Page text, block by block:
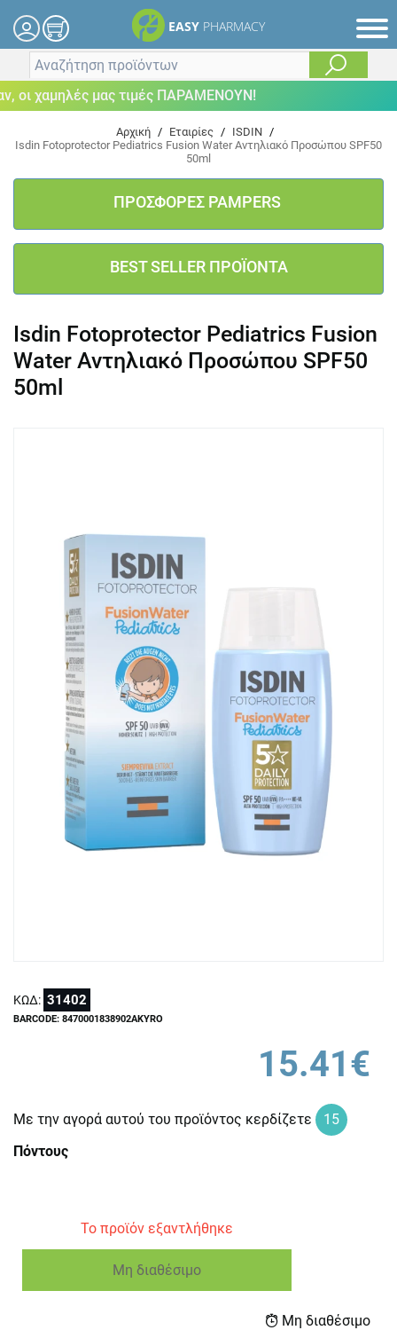
EASY PHARMACY
χαμηλές μας τιμές ΠΑΡΑΜΕΝΟΥΝ!
Αρχική / Εταιρίες / ISDIN /
Isdin Fotoprotector Pediatrics Fusion Water Αντηλιακό Προσώπου SPF50
50ml
ΠΡΟΣΦΟΡΕΣ PAMPERS
BEST SELLER ΠΡΟΪΟΝΤΑ
Isdin Fotoprotector Pediatrics Fusion
Water Αντηλιακό Προσώπου SPF50
50ml
ΚΩΔ: 31402
BARCODE: 8470001838902AKYRO
15.41€
Με την αγορά αυτού του προϊόντος κερδίζετε
15
Πόντους
Το προϊόν εξαντλήθηκε
Μη διαθέσιμο
Μη διαθέσιμο